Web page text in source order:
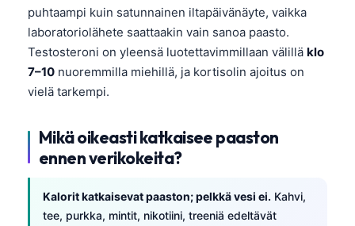
puhtaampi kuin satunnainen iltapäivänäyte, vaikka
laboratoriolähete saattaakin vain sanoa paasto.
Testosteroni on yleensä luotettavimmillaan välillä klo
7–10 nuoremmilla miehillä, ja kortisolin ajoitus on
vielä tarkempi.
Mikä oikeasti katkaisee paaston
ennen verikokeita?
Kalorit katkaisevat paaston; pelkkä vesi ei. Kahvi,
tee, purkka, mintit, nikotiini, treeniä edeltävät